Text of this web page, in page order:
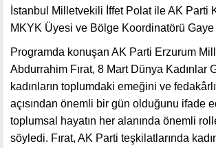
İstanbul Milletvekili İffet Polat ile AK Parti
MKYK Üyesi ve Bölge Koordinatörü Gaye
Programda konuşan AK Parti Erzurum
Abdurrahim Fırat, 8 Mart Dünya Kadınlar
kadınların toplumdaki emeğini ve
açısından önemli bir gün olduğunu ifade
toplumsal hayatın her alanında önemli
söyledi. Fırat, AK Parti teşkilatlarında